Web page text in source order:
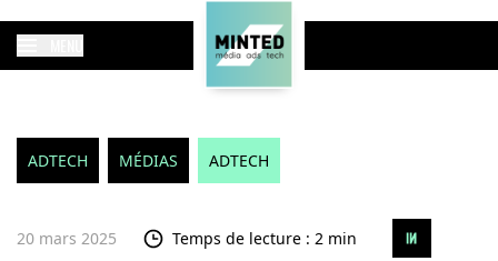
ADTECH MÉDIAS ADTECH
20 mars 2025 Temps de lecture : 2 min